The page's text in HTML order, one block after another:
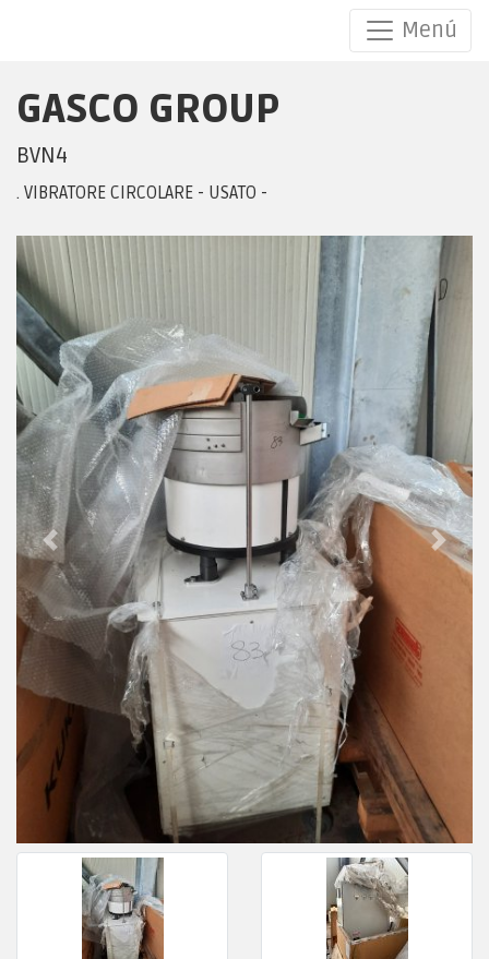
Menú
GASCO GROUP BVN4
GASCO GROUP
BVN4
. VIBRATORE CIRCOLARE - USATO -
Previous Next